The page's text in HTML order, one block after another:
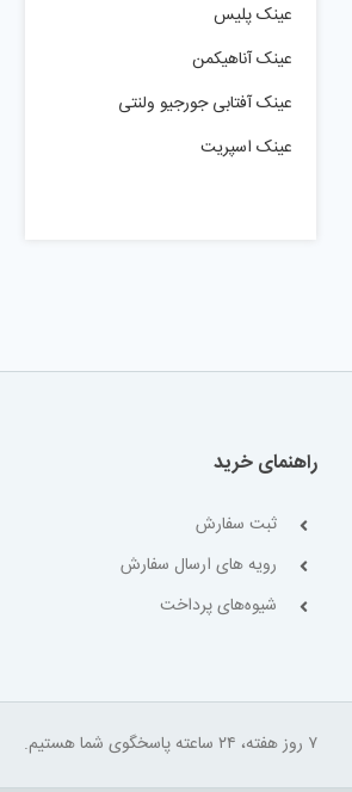
عینک پلیس
عینک آناهیکمن
عینک آفتابی جورجیو ولنتی
عینک اسپریت
راهنمای خرید
ثبت سفارش
رویه های ارسال سفارش
شیوه‌های پرداخت
۷ روز هفته، ۲۴ ساعته پاسخگوی شما هستیم.